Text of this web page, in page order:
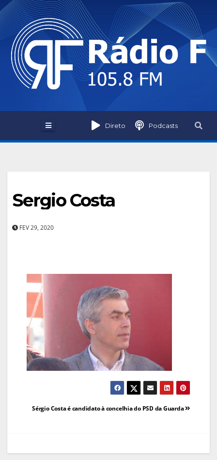
Skip
to
content
Direto Podcasts
Sergio Costa
FEV 29, 2020
Navegação
Sérgio Costa é candidato à concelhia do PSD da Guarda